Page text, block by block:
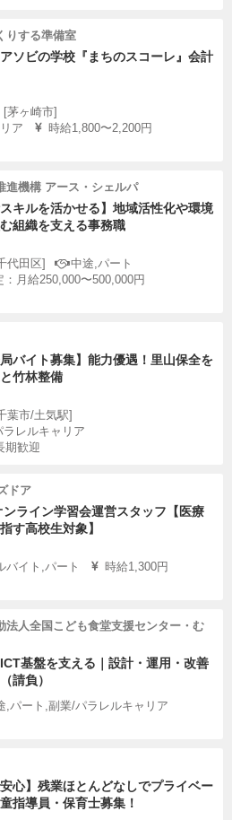
りする準備室
ソビの学校『まちのスコーレ』会計
茅ヶ崎市]
ア
時給1,800〜2,200円
進機構 アース・シェルパ
スキルを活かせる】地域活性化や環境
組織を支える事務職
代田区]
中途,パート
月給250,000〜500,000円
局バイト募集】能力優遇！里山保全を
竹林整備
葉市/土気駅]
レルキャリア
期歓迎
ドア
ンライン学習会運営スタッフ【医療
す高校生対象】
バイト,パート
時給1,300円
法人全国こども食堂支援センター・む
基盤を支える｜設計・運用・改善
請負）
,パート,副業/パラレルキャリア
安心】残業ほとんどなしでプライベー
指導員・保育士募集！